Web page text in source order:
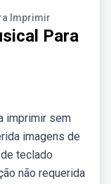
Imprimir
Para
imprimir sem
imagens de
teclado
não requerida